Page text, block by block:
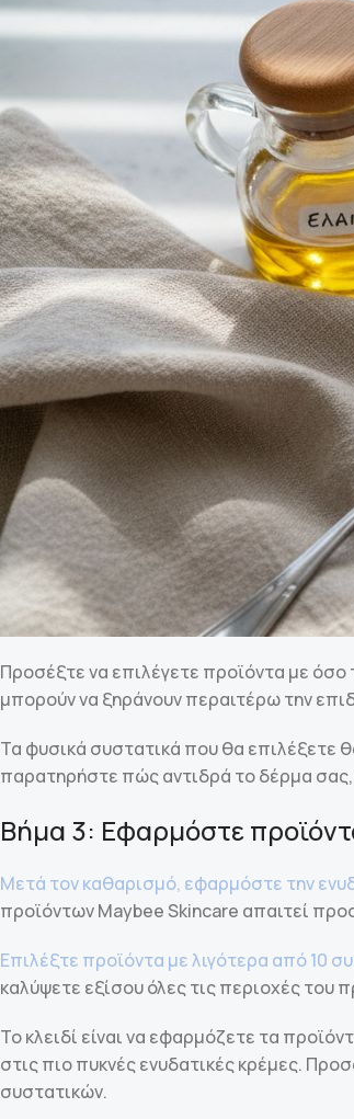
Προσέξτε να επιλέγετε προϊόντα με
μπορούν να ξηράνουν περαιτέρω την
Τα φυσικά συστατικά που θα επιλέξετε
παρατηρήστε πώς αντιδρά το δέρμα σας,
Βήμα 3: Εφαρμόστε
Μετά τον καθαρισμό, εφαρμόστε την
προϊόντων Maybee Skincare απαιτεί
Επιλέξτε προϊόντα με λιγότερα από 10
καλύψετε εξίσου όλες τις περιοχές
Το κλειδί είναι να εφαρμόζετε τα
στις πιο πυκνές ενυδατικές κρέμες.
συστατικών.